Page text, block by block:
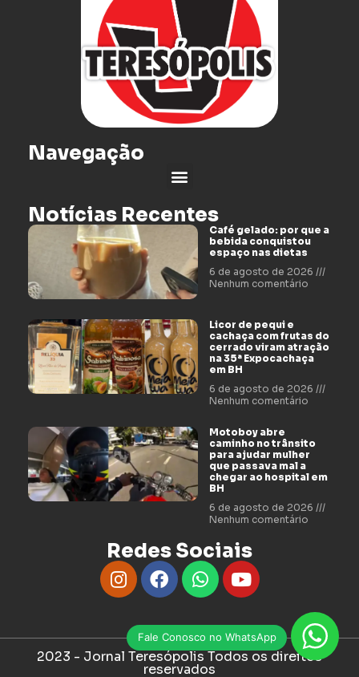
Fale Conosco no WhatsApp
Navegação
Notícias Recentes
Café gelado: por que a
bebida conquistou
espaço nas dietas
6 de agosto de 2026
Nenhum comentário
Licor de pequi e
cachaça com frutas do
cerrado viram atração
na 35ª Expocachaça
em BH
6 de agosto de 2026
Nenhum comentário
Motoboy abre
caminho no trânsito
para ajudar mulher
que passava mal a
chegar ao hospital em
BH
6 de agosto de 2026
Nenhum comentário
Redes Sociais
2023 - Jornal Teresópolis Todos os direitos
reservados